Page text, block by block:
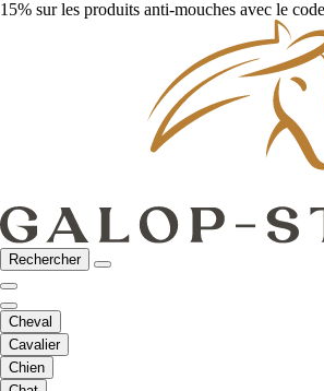
15% sur les produits anti-mouches avec le
Rechercher
Cheval
Cavalier
Chien